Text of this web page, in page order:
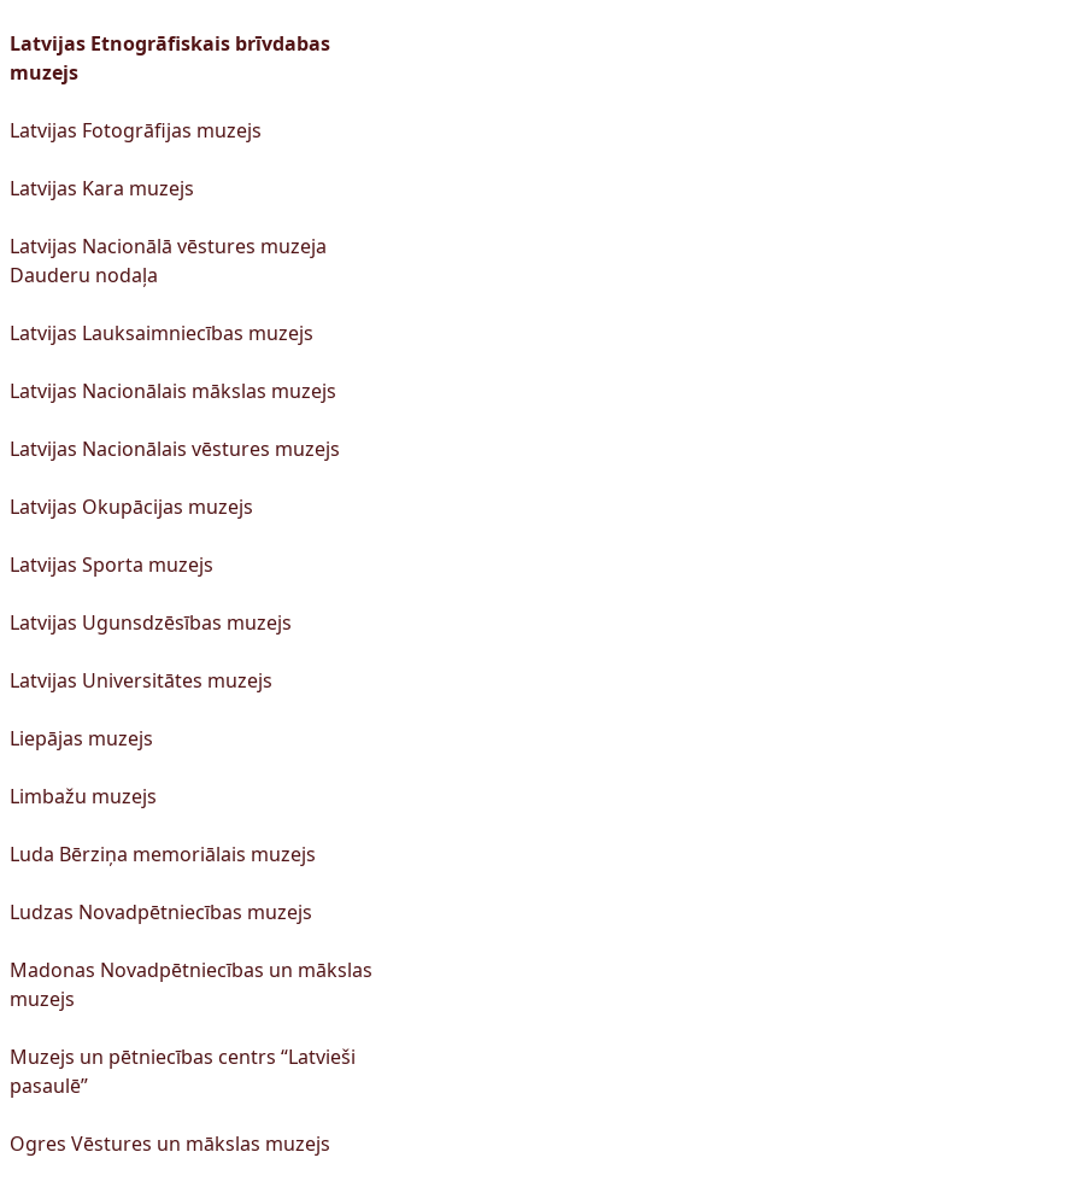
Latvijas Etnogrāfiskais brīvdabas
muzejs
Latvijas Fotogrāfijas muzejs
Latvijas Kara muzejs
Latvijas Nacionālā vēstures muzeja
Dauderu nodaļa
Latvijas Lauksaimniecības muzejs
Latvijas Nacionālais mākslas muzejs
Latvijas Nacionālais vēstures muzejs
Latvijas Okupācijas muzejs
Latvijas Sporta muzejs
Latvijas Ugunsdzēsības muzejs
Latvijas Universitātes muzejs
Liepājas muzejs
Limbažu muzejs
Luda Bērziņa memoriālais muzejs
Ludzas Novadpētniecības muzejs
Madonas Novadpētniecības un mākslas
muzejs
Muzejs un pētniecības centrs “Latvieši
pasaulē”
Ogres Vēstures un mākslas muzejs